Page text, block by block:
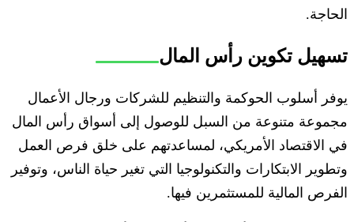
الحاجة.
تسهيل تكوين رأس المال
يوفر أسلوب الحوكمة والتنظيم للشركات ورجال الأعمال
مجموعة متنوعة من السبل للوصول إلى أسواق رأس المال
في الاقتصاد الأمريكي، لمساعدتهم على خلق فرص العمل
وتطوير الابتكارات والتكنولوجيا التي تغير حياة الناس، وتوفير
الفرص المالية للمستثمرين فيها.